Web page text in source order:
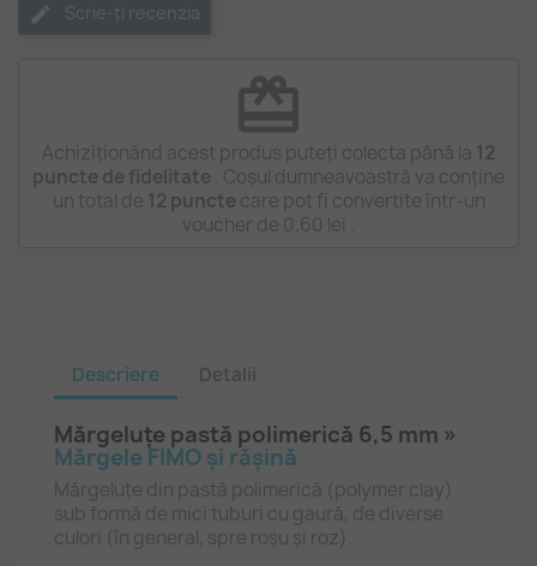
Scrie-ți recenzia
redeem
Achiziționând acest produs puteți colecta până la 12
puncte de fidelitate . Coșul dumneavoastră va conține
un total de 12 puncte care pot fi convertite într-un
voucher de 0,60 lei
Descriere Detalii
Mărgeluțe pastă polimerică 6,5 mm »
Mărgele FIMO și rășină
Mărgeluțe din pastă polimerică (polymer clay)
sub formă de mici tuburi cu gaură, de diverse
culori (în general, spre roșu și roz).